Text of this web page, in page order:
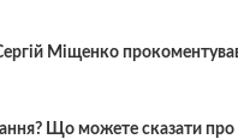
Міщенко
Що можете сказати